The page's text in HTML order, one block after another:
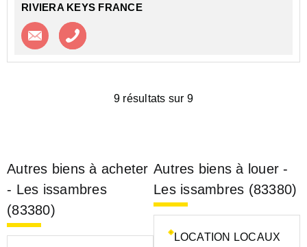
RIVIERA KEYS FRANCE
Contacter l'agence
9 résultats sur 9
Autres biens à acheter
- Les issambres
(83380)
Autres biens à louer -
Les issambres (83380)
LOCATION LOCAUX